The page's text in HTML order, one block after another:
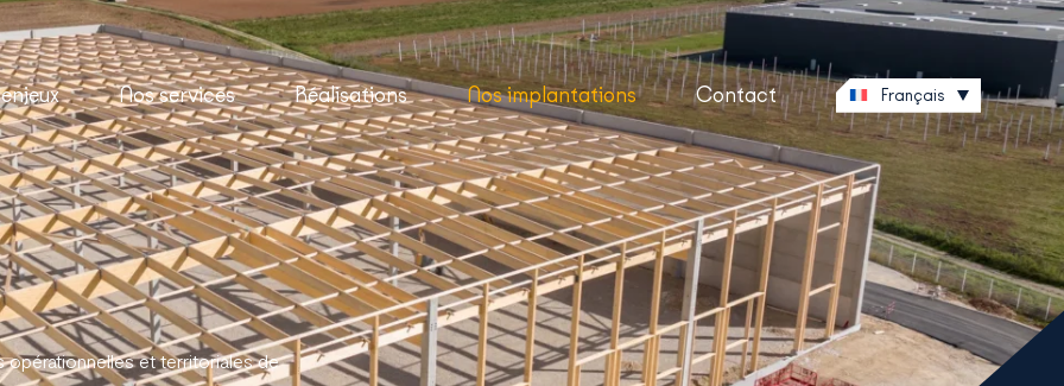
Nos services Réalisations Nos implantations Contact Français
opérationnelles et territoriales de